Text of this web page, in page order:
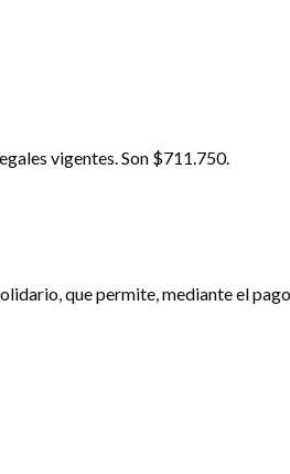
vigentes. Son $711.750.
que permite, mediante el